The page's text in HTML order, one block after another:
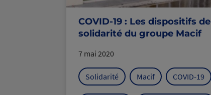
COVID-19 : Les dispositifs de
solidarité du groupe Macif
7 mai 2020
Solidarité Macif COVID-19